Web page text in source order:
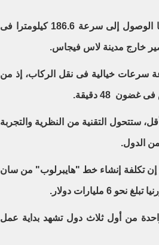
- التجربة الأخيرة للقطاع استطاع فيها الوصول إلى سرعة 186.6 كيلومترا فى
خيالية فى نقل الركاب، إذ من
48 دقيقة.
خلال 5 سنوات أو أقل، ستتحول التقنية من النظرية والتجربة
الدول.
تكلفة إنشاء خط "هايبرلوب" من سان
دولار.
من أول ثلاث دول تشهد بداية عمل